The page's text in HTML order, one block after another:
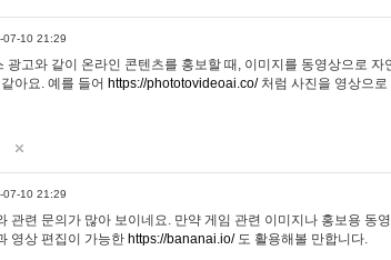
07-10 21:29
광고와 같이 온라인 콘텐츠를 홍보할 때, 이미지를 동영상으로
아요. 예를 들어 https://phototovideoai.co/처럼 사진을 영상으로
07-10 21:29
관련 문의가 많아 보이네요. 만약 게임 관련 이미지나 홍보용 동
영상 편집이 가능한 https://bananai.io/도 활용해볼 만합니다.